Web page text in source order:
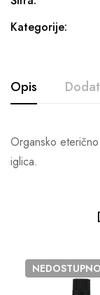
Kategorije:
Opis
Organsko
iglica.
NEDOSTUPNO